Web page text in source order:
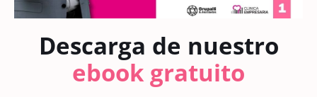
Descarga de nuestro
ebook gratuito